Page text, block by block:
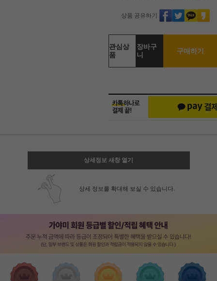
상품 공유하기
관심상
품
장바구
니
구매하기
상세정보 새창 열기
상세 정보를 확대해 보실 수 있습니다.